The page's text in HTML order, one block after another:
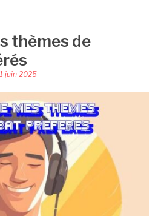
thèmes de
1 juin 2025